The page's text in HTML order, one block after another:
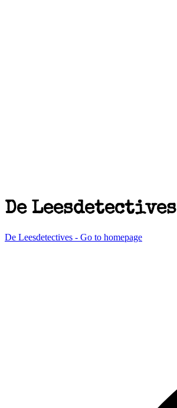
De Leesdetectives
De Leesdetectives - Go to homepage